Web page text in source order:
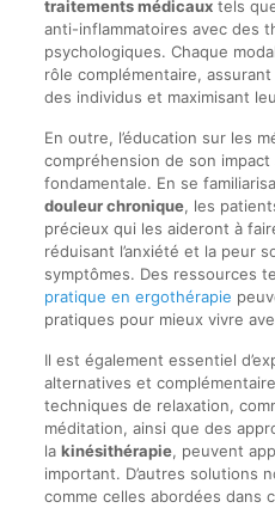
traitements médicauxtels
anti-inflammatoires avec des
psychologiques. Chaque
rôle complémentaire,
des individus et maximisant
En outre, l’éducation sur les
compréhension de son
fondamentale. En se
douleur chronique, les
précieux qui les aideront à
réduisant l’anxiété et la peur
symptômes. Des ressources
pratique en ergothérapie
pratiques pour mieux vivre
Il est également essentiel
alternatives et
techniques de relaxation,
méditation, ainsi que des
la kinésithérapie, peuvent
important. D’autres solutions
comme celles abordées dans